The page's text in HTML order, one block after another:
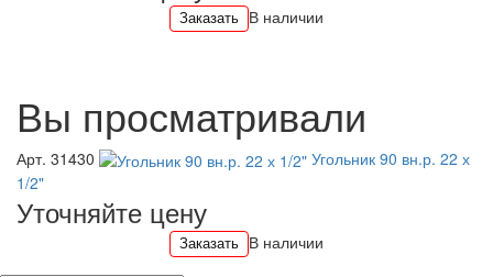
Заказать В наличии
Вы просматривали
Арт. 31430
Угольник 90 вн.р. 22 х
1/2"
Уточняйте цену
Заказать В наличии